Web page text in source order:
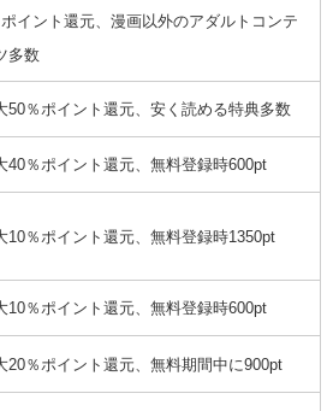
イント還元、漫画以外のアダルトコンテ
多数
50％ポイント還元、安く読める特典多数
40％ポイント還元、無料登録時600pt
10％ポイント還元、無料登録時1350pt
10％ポイント還元、無料登録時600pt
20％ポイント還元、無料期間中に900pt